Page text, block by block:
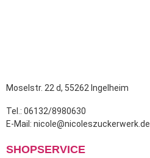
Moselstr. 22 d, 55262 Ingelheim
Tel.: 06132/8980630
E-Mail: nicole@nicoleszuckerwerk.de
SHOPSERVICE